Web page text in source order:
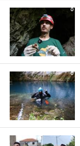
0
0
0